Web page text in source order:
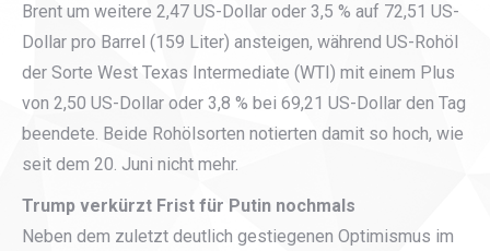
Brent um weitere 2,47 US-Dollar oder 3,5 % auf 72,51 US-
Dollar pro Barrel (159 Liter) ansteigen, während US-Rohöl
der Sorte West Texas Intermediate (WTI) mit einem Plus
von 2,50 US-Dollar oder 3,8 % bei 69,21 US-Dollar den Tag
beendete. Beide Rohölsorten notierten damit so hoch, wie
seit dem 20. Juni nicht mehr.
Trump verkürzt Frist für Putin nochmals
Neben dem zuletzt deutlich gestiegenen Optimismus im